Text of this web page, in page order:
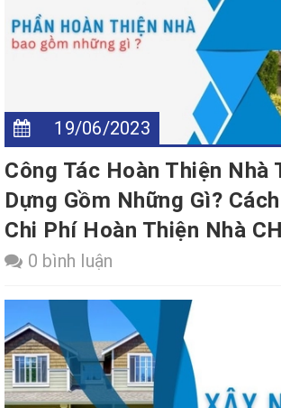
19/06/2023
Công Tác Hoàn Thiện Nhà
Dựng Gồm Những Gì?
Chi Phí Hoàn Thiện Nhà
0 bình luận